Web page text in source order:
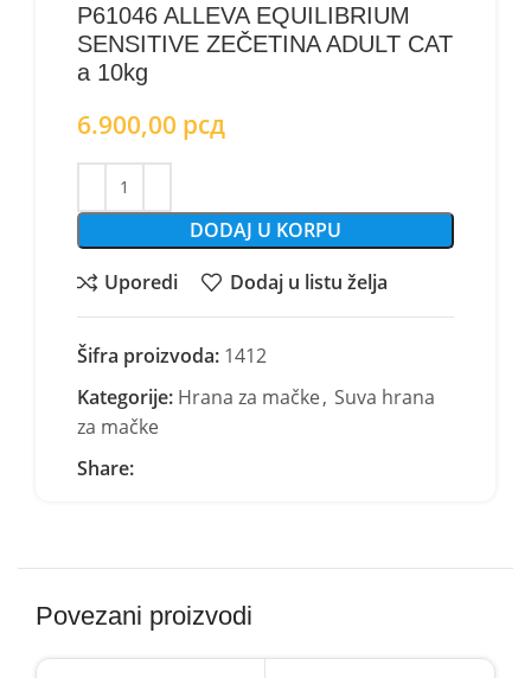
P61046 ALLEVA EQUILIBRIUM
SENSITIVE ZEČETINA ADULT CAT
a 10kg
6.900,00 рсд
DODAJ U KORPU
Uporedi Dodaj u listu želja
Šifra proizvoda: 1412
Kategorije: Hrana za mačke, Suva hrana
za mačke
Share:
Povezani proizvodi